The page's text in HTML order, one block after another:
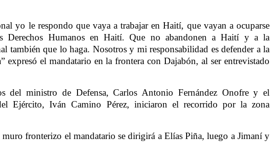
yo le respondo que vaya a trabajar en Haití, que vayan a ocuparse
Derechos Humanos en Haití. Que no abandonen a Haití y a la
también que lo haga. Nosotros y mi responsabilidad es defender a la
expresó el mandatario en la frontera con Dajabón, al ser entrevistado
del ministro de Defensa, Carlos Antonio Fernández Onofre y el
Ejército, Iván Camino Pérez, iniciaron el recorrido por la zona
fronterizo el mandatario se dirigirá a Elías Piña, luego a Jimaní y